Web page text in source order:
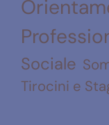
Sociale
Tirocini e